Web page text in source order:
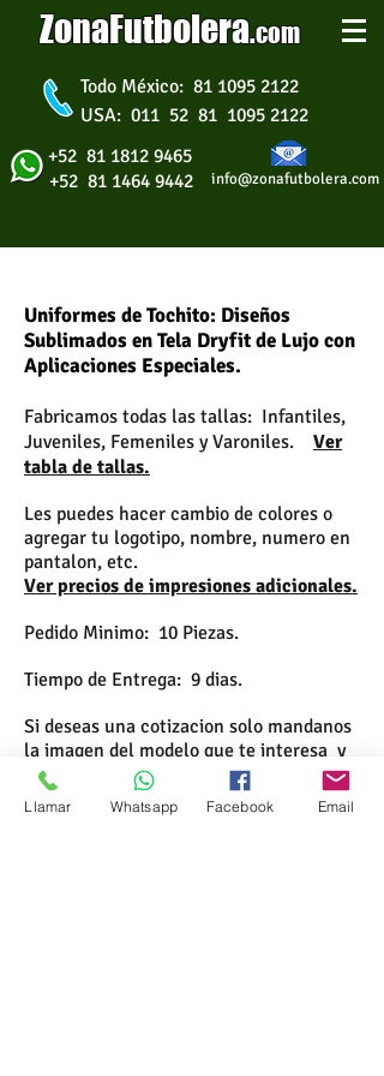
ZonaFutbolera.com
Todo México: 81 1095 2122
USA: 011 52 81 1095 2122
+52 81 1812 9465
+52 81 1464 9442
info@zonafutbolera.com
Uniformes de Tochito: Diseños
Sublimados en Tela Dryfit de Lujo con
Aplicaciones Especiales.
Fabricamos todas las tallas: Infantiles,
Juveniles, Femeniles y Varoniles. Ver
tabla de tallas.
Les puedes hacer cambio de colores o
agregar tu logotipo, nombre, numero en
pantalon, etc.
Ver precios de impresiones adicionales.
Pedido Minimo: 10 Piezas.
Tiempo de Entrega: 9 dias.
Si deseas una cotizacion solo mandanos
la imagen del modelo que te interesa y
nosotros te mandamos el presupuesto.
Llamar Whatsapp Facebook Email